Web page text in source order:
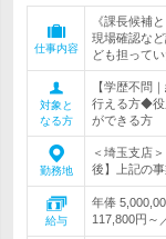
仕事内容
《課長候補
現場確認な
ども担ってい
対象と
なる方
【学歴不問
行える方◆役
ができる方
勤務地
＜埼玉支店
後】上記の
給与
年俸
117,800円～